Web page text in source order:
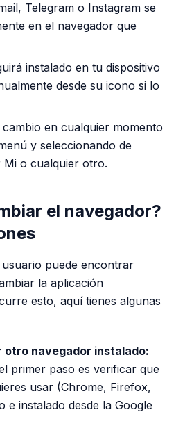
Telegram o Instagram se
en el navegador que
instalado en tu dispositivo
desde su icono si lo
en cualquier momento
y seleccionando de
Mi o cualquier otro.
el navegador?
puede encontrar
la aplicación
esto, aquí tienes algunas
otro navegador instalado:
primer paso es verificar que
usar (Chrome, Firefox,
e instalado desde la Google